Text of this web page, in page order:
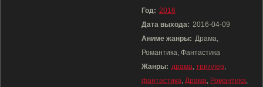
Год: 2016
Дата выхода: 2016-04-09
Аниме жанры: Драма,
Романтика, Фантастика
Жанры: драма, триллер,
фантастика, Драма, Романтика,